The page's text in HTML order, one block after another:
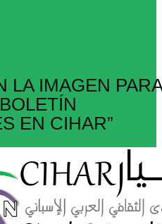
LA IMAGEN PARA
EN CIHAR”